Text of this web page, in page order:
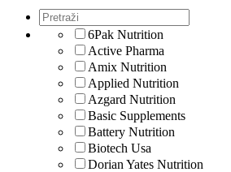
6Pak Nutrition
Active Pharma
Amix Nutrition
Applied Nutrition
Azgard Nutrition
Basic Supplements
Battery Nutrition
Biotech Usa
Dorian Yates Nutrition